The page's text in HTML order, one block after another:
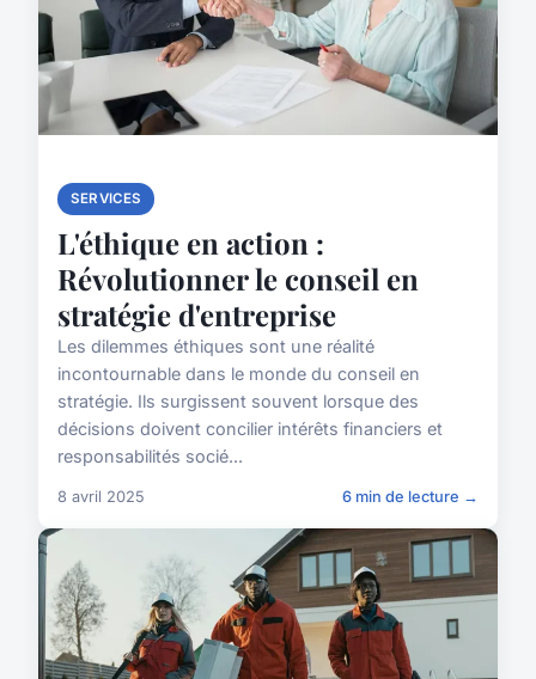
SERVICES
L'éthique en action :
Révolutionner le conseil en
stratégie d'entreprise
Les dilemmes éthiques sont une réalité
incontournable dans le monde du conseil en
stratégie. Ils surgissent souvent lorsque des
décisions doivent concilier intérêts financiers et
responsabilités socié...
8 avril 2025 6 min de lecture →